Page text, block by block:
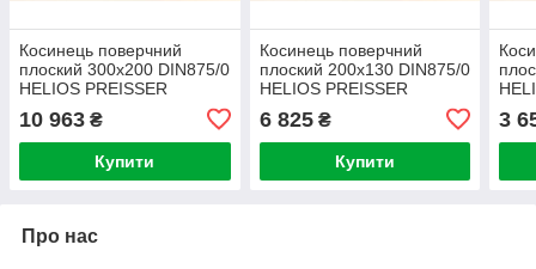
Косинець поверчний
плоский 300х200 DIN875/0
HELIOS PREISSER
10 963 ₴
Купити
Косинець поверчний
плоский 200х130 DIN875/0
HELIOS PREISSER
6 825₴
Купити
3
Про нас